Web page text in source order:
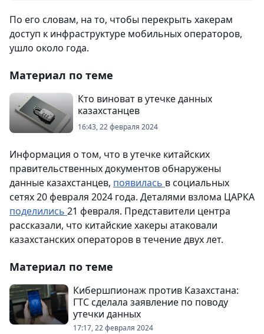
По его словам, на то, чтобы перекрыть хакерам
доступ к инфраструктуре мобильных операторов,
ушло около года.
Материал по теме
Кто виноват в утечке данных
казахстанцев
16:43, 22 февраля 2024
Информация о том, что в утечке китайских
правительственных документов обнаружены
данные казахстанцев, появилась в социальных
сетях 20 февраля 2024 года. Деталями взлома ЦАРКА
поделились 21 февраля. Представители центра
рассказали, что китайские хакеры атаковали
казахстанских операторов в течение двух лет.
Материал по теме
Кибершпионаж против Казахстана:
ГТС сделала заявление по поводу
утечки данных
17:17, 22 февраля 2024